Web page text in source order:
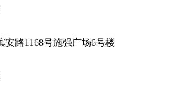
安路1168号施强广场6号楼